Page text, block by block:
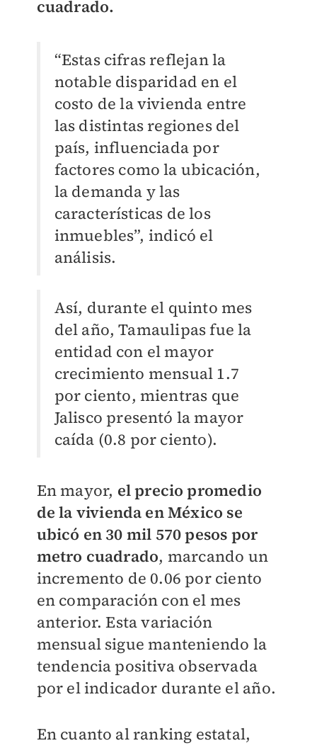
cuadrado.
“Estas cifras reflejan la
notable disparidad en el
costo de la vivienda entre
las distintas regiones del
país, influenciada por
factores como la ubicación,
la demanda y las
características de los
inmuebles”, indicó el
análisis.
Así, durante el quinto mes
del año, Tamaulipas fue la
entidad con el mayor
crecimiento mensual 1.7
por ciento, mientras que
Jalisco presentó la mayor
caída (0.8 por ciento).
En mayor, el precio promedio
de la vivienda en México se
ubicó en 30 mil 570 pesos por
metro cuadrado, marcando un
incremento de 0.06 por ciento
en comparación con el mes
anterior. Esta variación
mensual sigue manteniendo la
tendencia positiva observada
por el indicador durante el año.
En cuanto al ranking estatal,